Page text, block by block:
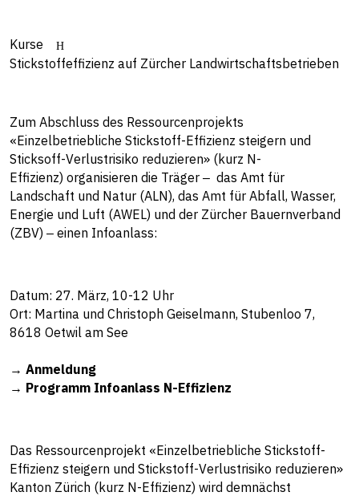
Kurse
Stickstoffeffizienz auf Zürcher Landwirtschaftsbetrieben
Zum Abschluss des Ressourcenprojekts
«Einzelbetriebliche Stickstoff-Effizienz steigern und
Sticksoff-Verlustrisiko reduzieren» (kurz N-
Effizienz) organisieren die Träger ‒ das Amt für
Landschaft und Natur (ALN), das Amt für Abfall, Wasser,
Energie und Luft (AWEL) und der Zürcher Bauernverband
(ZBV) ‒ einen Infoanlass:
Datum: 27. März, 10-12 Uhr
Ort: Martina und Christoph Geiselmann, Stubenloo 7,
8618 Oetwil am See
→ Anmeldung
→ Programm Infoanlass N-Effizienz
Das Ressourcenprojekt «Einzelbetriebliche Stickstoff-
Effizienz steigern und Stickstoff-Verlustrisiko reduzieren»
Kanton Zürich (kurz N-Effizienz) wird demnächst